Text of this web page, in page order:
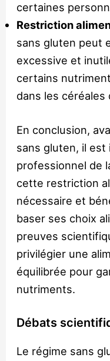
certaines
Restriction
sans gluten peut
excessive et
certains
dans les
En conclusion,
sans gluten, il
professionnel de
cette restriction
nécessaire et
baser ses choix
preuves
privilégier une
équilibrée pour
nutriments.
Débats
Le régime sans